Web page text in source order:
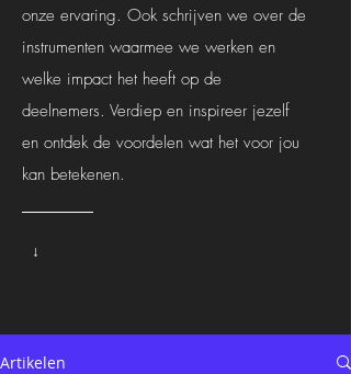
onze ervaring. Ook schrijven we over de
instrumenten waarmee we werken en
welke impact het heeft op de
deelnemers. Verdiep en inspireer jezelf
en ontdek de voordelen wat het voor jou
kan betekenen.
↓
Artikelen